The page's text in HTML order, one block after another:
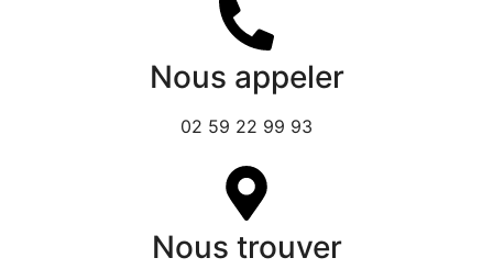
Nous appeler
02 59 22 99 93
Nous trouver